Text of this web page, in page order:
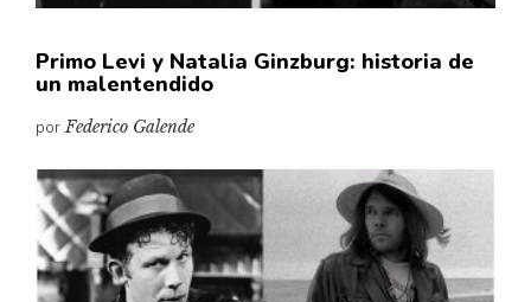
Primo Levi y Natalia Ginzburg: historia de
un malentendido
porFederico Galende